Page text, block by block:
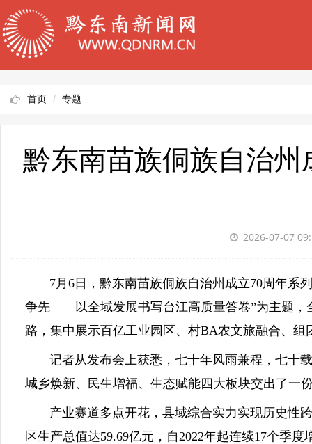
首页 专题
黔东南苗族侗族自治
2026-07-07
7月6日，黔东南苗族侗族自治州成立70周年系
争先——以全域发展书写台江高质量答卷”为主题，
路，集中展示百亿工业园区、村BA农文旅融合、
记者从发布会上获悉，七十年风雨兼程，七十载
城乡焕新、民生增福、生态赋能四大板块交出了一
产业赛道多点开花，县域综合实力实现历史性跨
区生产总值达59.69亿元，自2022年起连续17个季